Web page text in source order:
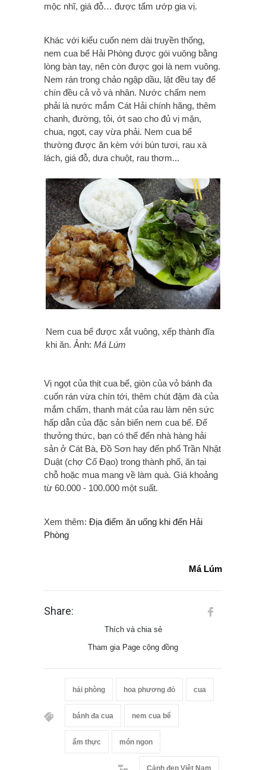
mộc nhĩ, giá đỗ… được tẩm ướp gia vị.
Khác với kiểu cuốn nem dài truyền thống,
nem cua bể Hải Phòng được gói vuông bằng
lòng bàn tay, nên còn được gọi là nem vuông.
Nem rán trong chảo ngập dầu, lật đều tay để
chín đều cả vỏ và nhân. Nước chấm nem
phải là nước mắm Cát Hải chính hãng, thêm
chanh, đường, tỏi, ớt sao cho đủ vị mặn,
chua, ngọt, cay vừa phải. Nem cua bể
thường được ăn kèm với bún tươi, rau xà
lách, giá đỗ, dưa chuột, rau thơm...
Nem cua bể được xắt vuông, xếp thành đĩa
khi ăn. Ảnh: Má Lúm
Vị ngọt của thịt cua bể, giòn của vỏ bánh đa
cuốn rán vừa chín tới, thêm chút đậm đà của
mắm chấm, thanh mát của rau làm nên sức
hấp dẫn của đặc sản biển nem cua bể. Để
thưởng thức, bạn có thể đến nhà hàng hải
sản ở Cát Bà, Đồ Sơn hay đến phố Trần Nhật
Duật (chợ Cố Đạo) trong thành phố, ăn tại
chỗ hoặc mua mang về làm quà. Giá khoảng
từ 60.000 - 100.000 một suất.
Xem thêm: Địa điểm ăn uống khi đến Hải
Phòng
Má Lúm
Share:
Thích và chia sẻ
Tham gia Page cộng đồng
hải phòng hoa phương đỏ cua
bánh đa cua nem cua bể
ẩm thực món ngon
Cảnh đẹp Việt Nam